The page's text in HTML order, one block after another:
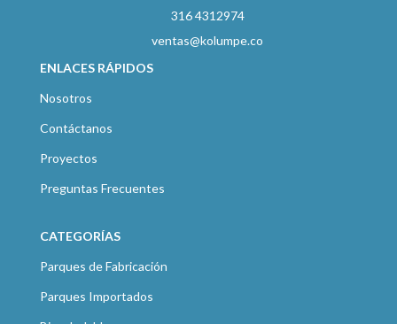
316 4312974
ventas@kolumpe.co
ENLACES RÁPIDOS
Nosotros
Contáctanos
Proyectos
Preguntas Frecuentes
CATEGORÍAS
Parques de Fabricación
Parques Importados